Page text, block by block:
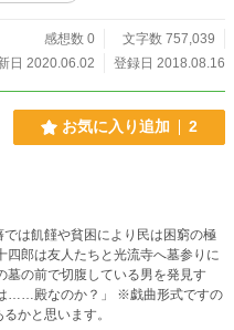
感想数 0
文字数 757,039
日 2020.06.02
登録日 2018.08.16
お気に入り追加 2
は飢饉や貧困により民は困窮の極
四郎は友人たちと光流寺へ墓参りに
墓の前で切腹している男を発見す
かと思います。